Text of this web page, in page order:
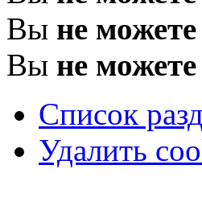
Вы не можете
Вы не можете
Список
Удалить